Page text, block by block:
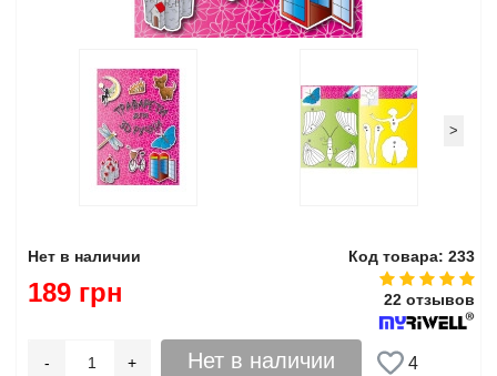
>
Нет в наличии Код товара: 233
22 отзывов
189 грн
+
- Нет в наличии 4